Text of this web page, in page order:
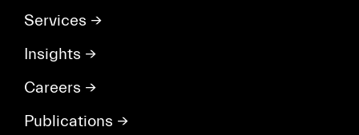
Services →
Insights →
Careers →
Publications →